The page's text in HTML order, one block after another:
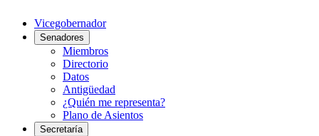
Vicegobernador
Senadores
Miembros
Directorio
Datos
Antigüedad
¿Quién me representa?
Plano de Asientos
Secretaría